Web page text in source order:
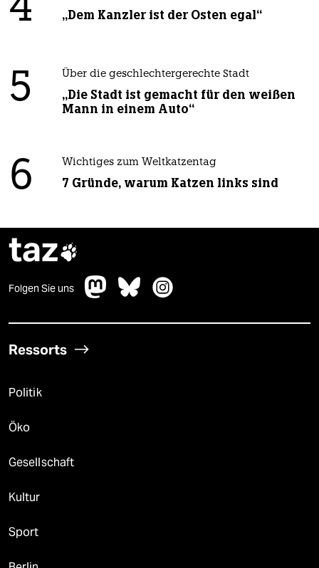
4 „Dem Kanzler ist der Osten egal“
5 Über die geschlechtergerechte Stadt
„Die Stadt ist gemacht für den weißen
Mann in einem Auto“
6 Wichtiges zum Weltkatzentag
7 Gründe, warum Katzen links sind
taz
Folgen Sie uns
Ressorts
Politik
Öko
Gesellschaft
Kultur
Sport